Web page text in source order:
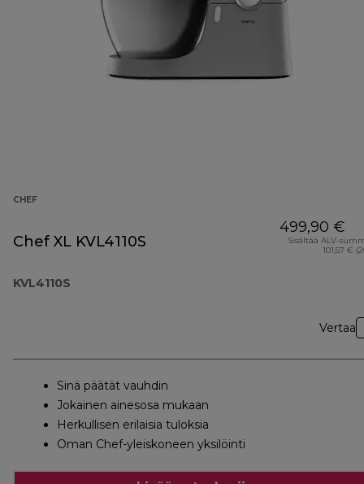
CHEF
Chef XL KVL4110S
KVL4110S
499,90 €
Sisältää ALV-
101,57 €
Vertaa
Sinä päätät vauhdin
Jokainen ainesosa mukaan
Herkullisen erilaisia tuloksia
Oman Chef-yleiskoneen yksilöinti